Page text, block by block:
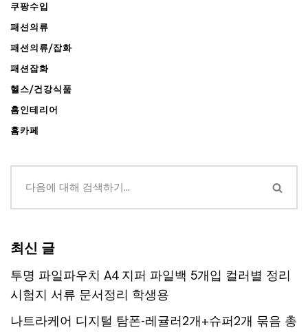
쿠팡수입
패션의류
패션의류/잡화
패션잡화
헬스/건강식품
홈인테리어
홈카페
최신 글
투명 파일파우치 A4 지퍼 파일백 5개입 컬러별 정리
시험지 서류 문서정리 학생용
나트라케어 디지털 탐폰-레귤러2개+슈퍼2개 묶음 총